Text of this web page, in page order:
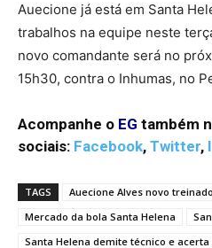
Auecione já está em Santa
trabalhos na equipe neste
novo comandante será no
15h30, contra o Inhumas, no
Acompanhe o EG também
sociais: Facebook, Twitter,
TAGS
Auecione Alves novo
Mercado da bola Santa Helena
Santa Helena demite técnico e